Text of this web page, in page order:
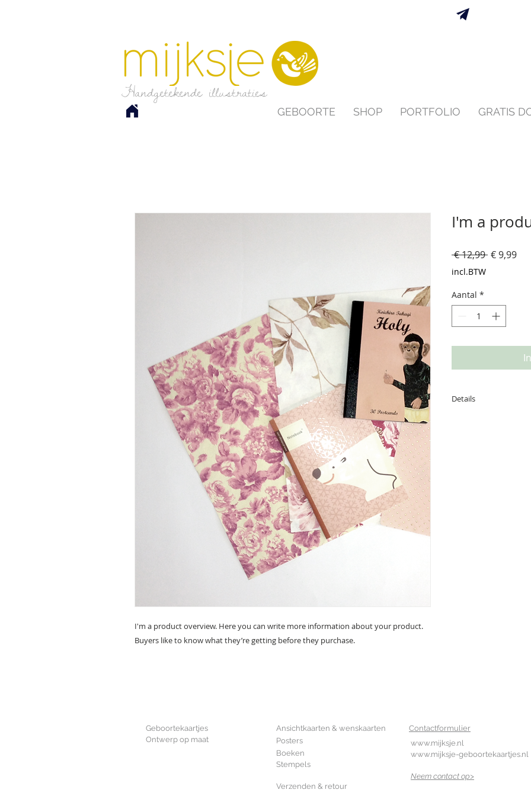
Handgetekende illustraties
GEBOORTE SHOP PORTFOLIO GRATIS
I'm a product overview. Here you can write more information about your product.
Buyers like to know what they’re getting before they purchase.
I'm a
€ 12,99 Normale
€ 9,99
incl.BTW
Aantal *
Details
Geboortekaartjes
Ontwerp op maat
Ansichtkaarten & wenskaarten
Posters
Boeken
Stempels
Verzenden & retour
Contactformulier
www.mijksje.nl
www.mijksje-geboortekaartjes.nl
Neem contact op>